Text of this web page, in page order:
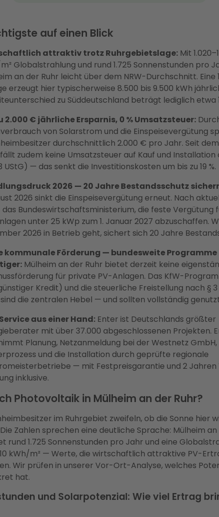
auf einen Blick
attraktiv trotz Ruhrgebietslage:Mit
Globalstrahlung und rund 1.725 Sonnenstunden pro
an der Ruhr leicht über dem NRW-Durchschnitt. Eine
erzeugt hier typischerweise 8.500 bis 9.500 kWh
zu Süddeutschland beträgt lediglich etwa
2.000 € jährliche Ersparnis, 0 % Umsatzsteuer:
von Solarstrom und die Einspeisevergütung
durchschnittlich 2.000 € pro Jahr. Seit dem
zudem keine Umsatzsteuer auf Kauf und Installation
UStG) — das senkt die Investitionskosten um bis zu 19 %.
2026 — 20 Jahre Bestandsschutz
2026 sinkt die Einspeisevergütung erneut. Nach
Bundeswirtschaftsministerium, die feste Vergütung
unter 25 kWp zum 1. Januar 2027 abzuschaffen.
2026 in Betrieb geht, sichert sich 20 Jahre
kommunale Förderung — bundesweite Programme
Mülheim an der Ruhr bietet derzeit keine
für private PV-Anlagen. Das KfW-
Kredit) und die steuerliche Freistellung nach § 3
sind die zentralen Hebel — und sollten vollständig
aus einer Hand:Enter ist Deutschlands größter
mit über 37.000 abgeschlossenen Projekten.
Planung, Netzanmeldung bei der Westnetz
und die Installation durch geprüfte regionale
— mit Festpreisgarantie und 2
inklusive.
Photovoltaik in Mülheim an der Ruhr?
im Ruhrgebiet zweifeln, ob die Sonne hier
Zahlen sprechen eine deutliche Sprache: Mülheim an
rund 1.725 Sonnenstunden pro Jahr und eine
kWh/m² — Werte, die wirtschaftlich attraktive PV-
Wir prüfen in unserer Vor-Ort-Analyse, welches
hat.
und Solarpotenzial: Wie viel Ertrag